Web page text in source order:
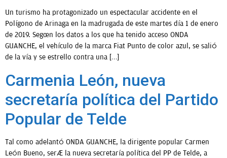
Un turismo ha protagonizado un espectacular accidente en el
Polígono de Arinaga en la madrugada de este martes día 1 de enero
de 2019. Según los datos a los que ha tenido acceso ONDA
GUANCHE, el vehículo de la marca Fiat Punto de color azul, se salió
de la vía y se estrello contra una […]
Carmenia León, nueva
secretaría política del Partido
Popular de Telde
Tal como adelantó ONDA GUANCHE, la dirigente popular Carmen
León Bueno, será la nueva secretaría política del PP de Telde, a